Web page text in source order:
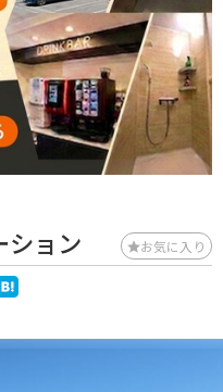
ション お気に入り